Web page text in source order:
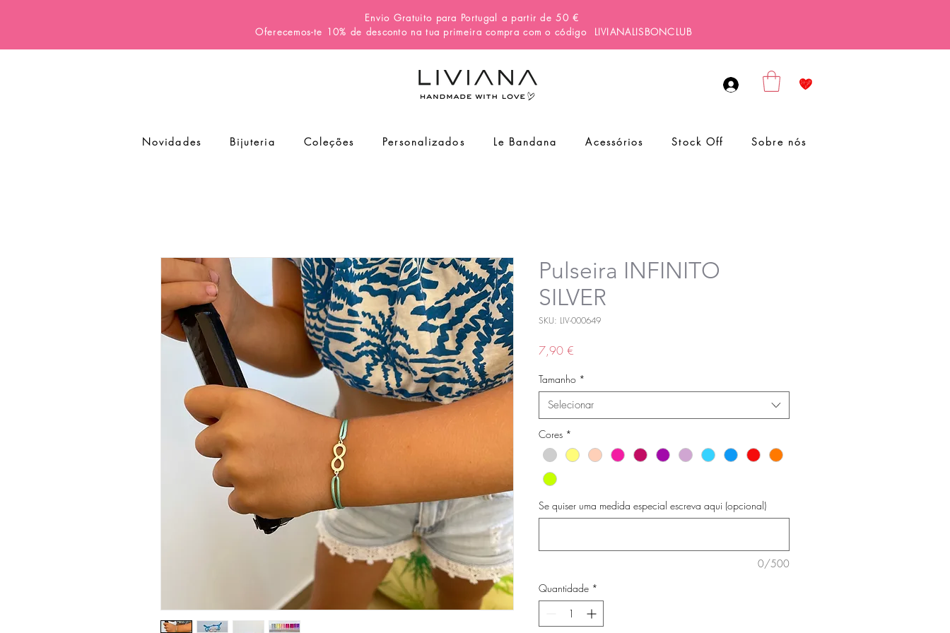
Envio Gratuito para Portugal a partir de 50 €
Oferecemos-te 10% de desconto na tua primeira compra com o código
LIVIANALISBONCLUB
Novidades Bijuteria Coleções Personalizados Le Bandana Acessórios Stock Off Sobre nós
Pulseira INFINITO
SILVER
SKU: LIV-000649
7,90 €
Tamanho *
Selecionar
Cores *
Se quiser uma medida especial escreva aqui (opcional)
0/500
Quantidade *